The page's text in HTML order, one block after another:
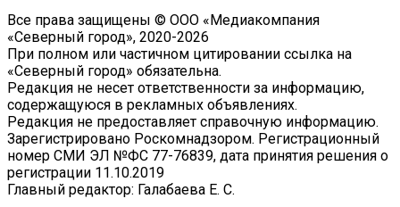
Все права защищены © ООО «Медиакомпания
«Северный город», 2020-2026
При полном или частичном цитировании ссылка на
«Северный город» обязательна.
Редакция не несет ответственности за информацию,
содержащуюся в рекламных объявлениях.
Редакция не предоставляет справочную информацию.
Зарегистрировано Роскомнадзором. Регистрационный
номер СМИ ЭЛ №ФС 77-76839, дата принятия решения о
регистрации 11.10.2019
Главный редактор: Галабаева Е. С.